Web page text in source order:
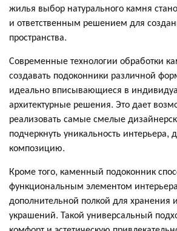
жилья выбор натурального камня
и ответственным решением для
пространства.
Современные технологии обработки
создавать подоконники различной
идеально вписывающиеся в
архитектурные решения. Это дает
реализовать самые смелые
подчеркнуть уникальность
композицию.
Кроме того, каменный подоконник
функциональным элементом
дополнительной полкой для хранения
украшений. Такой универсальный